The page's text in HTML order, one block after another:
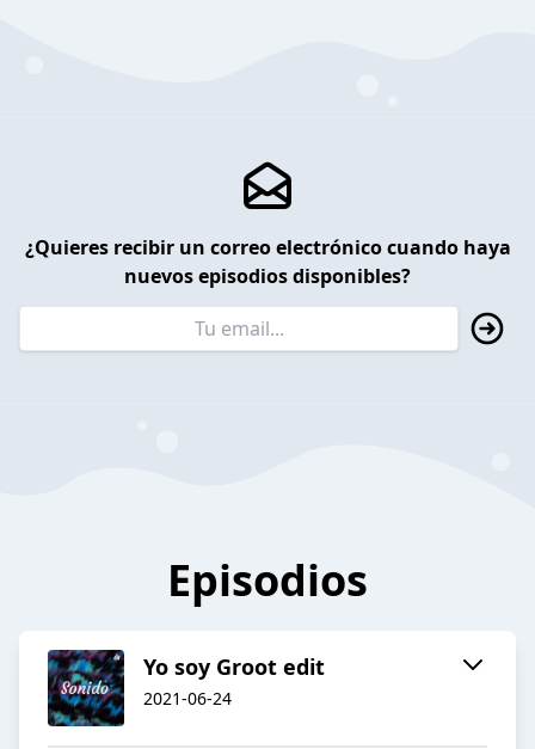
¿Quieres recibir un correo electrónico cuando haya
nuevos episodios disponibles?
Episodios
Yo soy Groot edit
2021-06-24